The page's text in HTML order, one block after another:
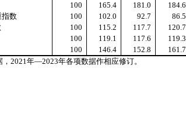
100 165.4 181.0 184.6
指数 100 102.0 92.7 86.5
100 115.2 117.7 120.7
100 119.1 117.6 119.3
100 146.4 152.8 161.7
2021年—2023年各项数据作相应修订。